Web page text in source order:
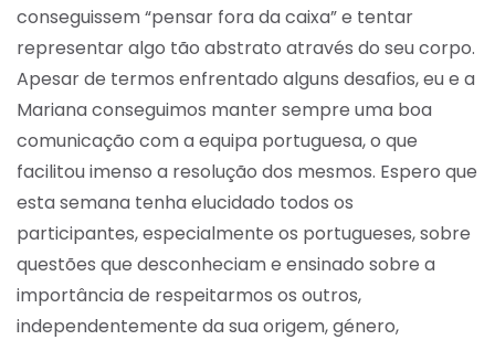
conseguissem “pensar fora da caixa” e tentar
representar algo tão abstrato através do seu corpo.
Apesar de termos enfrentado alguns desafios, eu e a
Mariana conseguimos manter sempre uma boa
comunicação com a equipa portuguesa, o que
facilitou imenso a resolução dos mesmos. Espero que
esta semana tenha elucidado todos os
participantes, especialmente os portugueses, sobre
questões que desconheciam e ensinado sobre a
importância de respeitarmos os outros,
independentemente da sua origem, género,